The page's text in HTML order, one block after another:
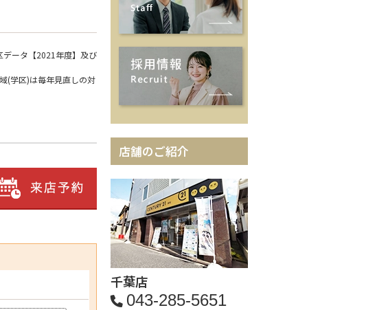
データ【2021年度】及び
(学区)は毎年見直しの対
店舗のご紹介
千葉店
043-285-5651